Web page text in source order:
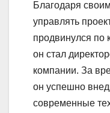
Благодаря
управлять
продвинулся по
он стал
компании. За
он успешно
современные